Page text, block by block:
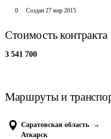
0 Создан 27 мар 2015
Стоимость контракта
3 541 700
Маршруты и
Саратовская область
→
Аткарск